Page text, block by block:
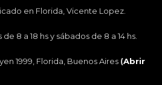
en Florida, Vicente Lopez.
8 a 18 hs y sábados de 8 a 14 hs.
1999, Florida, Buenos Aires (Abrir